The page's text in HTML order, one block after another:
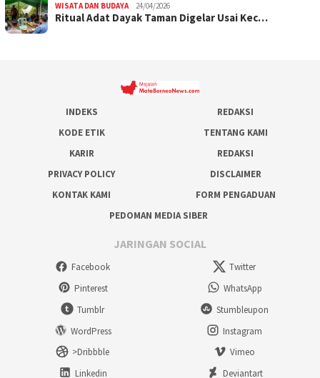
WISATA DAN BUDAYA 24/04/2026
Ritual Adat Dayak Taman Digelar Usai Kec…
INDEKS
REDAKSI
KODE ETIK
TENTANG KAMI
KARIR
REDAKSI
PRIVACY POLICY
DISCLAIMER
KONTAK KAMI
FORM PENGADUAN
PEDOMAN MEDIA SIBER
JARINGAN SOCIAL
Facebook
Twitter
Pinterest
WhatsApp
Tumblr
Stumbleupon
WordPress
Instagram
>Dribbble
Vimeo
Linkedin
Deviantart